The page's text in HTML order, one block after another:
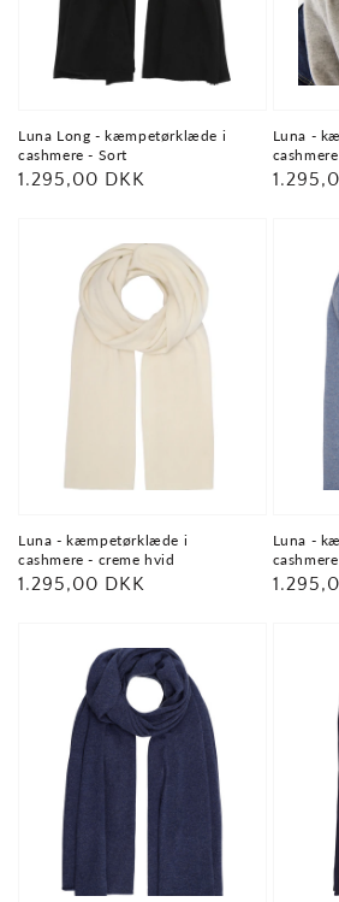
Luna Long - kæmpetørklæde i
cashmere - Sort
Normalpris
1.295,00 DKK
Luna -
Luna - kæmpetørklæde i
cashmere - creme hvid
Normalpris
1.295,00 DKK
Luna -